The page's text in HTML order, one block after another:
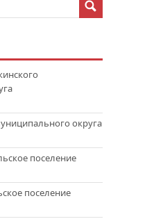
округа
поселение
поселение